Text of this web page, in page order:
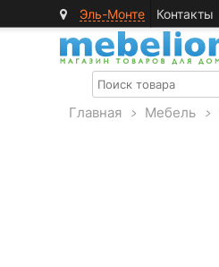
Эль-Монте Контакты
Главная > Мебель >